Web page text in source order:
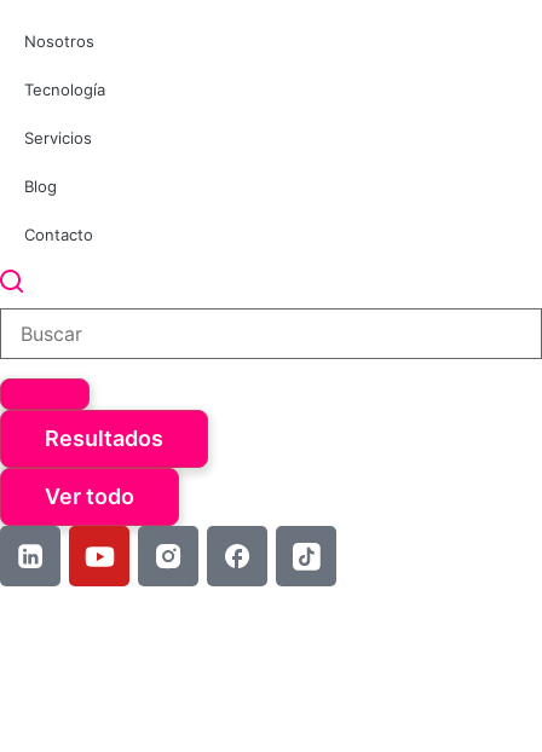
Nosotros
Tecnología
Servicios
Blog
Contacto
Resultados
Ver todo